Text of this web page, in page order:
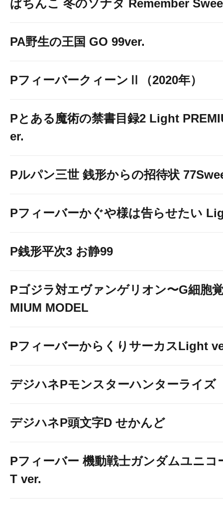
ぱちんこ 冬のソナタ Remember
PA野生の王国 GO 99ver.
PフィーバークィーンⅡ（2020年）
Pとある魔術の禁書目録2 Light
er.
Pルパン三世 銭形からの招待状
Pフィーバーかぐや様は告らせたい
P銭形平次3 お静99
Pゴジラ対エヴァンゲリオン〜G細胞
MIUM MODEL
PフィーバーからくりサーカスLight
デジハネPモンスターハンターライズ
デジハネP頭文字D せかんど
Pフィーバー 機動戦士ガンダムユニコ
T ver.